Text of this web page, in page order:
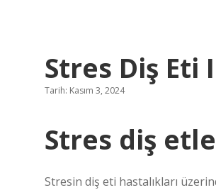
Stres Diş Eti
Tarih: Kasım 3, 2024
Stres diş
Stresin diş eti hastalıkları